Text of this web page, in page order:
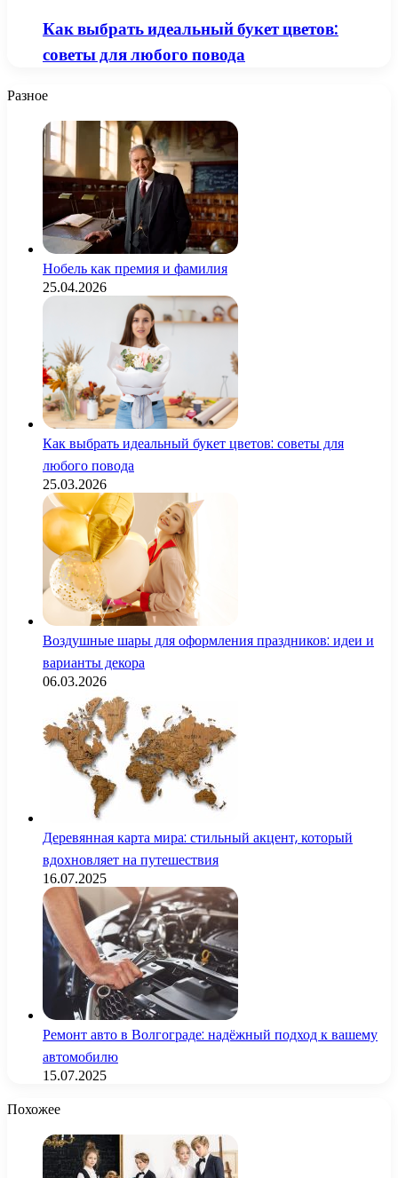
Как выбрать идеальный букет цветов:
советы для любого повода
Разное
Нобель как премия и фамилия
25.04.2026
Как выбрать идеальный букет цветов: советы для
любого повода
25.03.2026
Воздушные шары для оформления праздников: идеи и
варианты декора
06.03.2026
Деревянная карта мира: стильный акцент, который
вдохновляет на путешествия
16.07.2025
Ремонт авто в Волгограде: надёжный подход к вашему
автомобилю
15.07.2025
Похожее